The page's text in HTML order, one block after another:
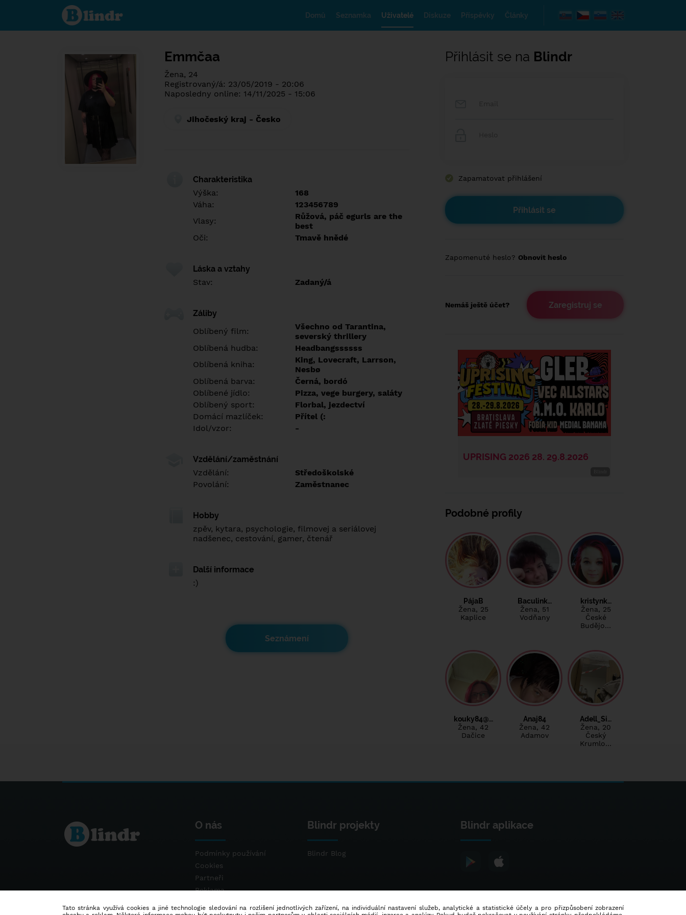
Poznej co je
pod maskou.
Seznamovací
Domů Seznamka Uživatelé Diskuze Příspěvky Články
Emmčaa
Žena, 24
Registrovaný/á: 23/05/2019 - 20:06
Naposledny online: 14/11/2025 - 15:06
Jihočeský kraj - Česko
Charakteristika
Výška:
168
Váha:
123456789
Vlasy:
Růžová, páč egurls are the
best
Oči:
Tmavě hnědé
Láska a vztahy
Stav:
Zadaný/á
Záliby
Oblíbený film:
Všechno od Tarantina,
severský thrillery
Oblíbená hudba:
Headbangssssss
Oblíbená kniha:
King, Lovecraft, Larrson,
Nesbø
Oblíbená barva:
Černá, bordó
Oblíbené jídlo:
Pizza, vege burgery, saláty
Oblíbený sport:
Florbal, jezdectví
Domácí mazlíček:
Přítel (:
Idol/vzor:
-
Vzdělání/zaměstnání
Vzdělání:
Středoškolské
Povolání:
Zaměstnanec
Hobby
zpěv, kytara, psychologie, filmovej a seriálovej
nadšenec, cestování, gamer, čtenář
Další informace
:)
Seznámení
Přihlásit se na Blindr
Zapamatovat přihlášení
Zapomenuté heslo? Obnovit heslo
Nemáš ještě účet? Zaregistruj se
Podobné profily
PájaB
Žena, 25
Kaplice
Baculink…
Žena, 51
Vodňany
kristynk…
Žena, 25
České
Budějo…
kouky84@…
Žena, 42
Dačice
Anaj84
Žena, 42
Adamov
Adell_Si…
Žena, 20
Český
Krumlo…
O nás
Podmínky používání
Cookies
Partneři
Reklama
Blindr projekty
Blindr Blog
Blindr aplikace
Tato stránka využívá cookies a jiné technologie sledování na rozlišení jednotlivých zařízení, na individuální nastavení služeb, analytické a statistické účely a pro přizpůsobení zobrazení